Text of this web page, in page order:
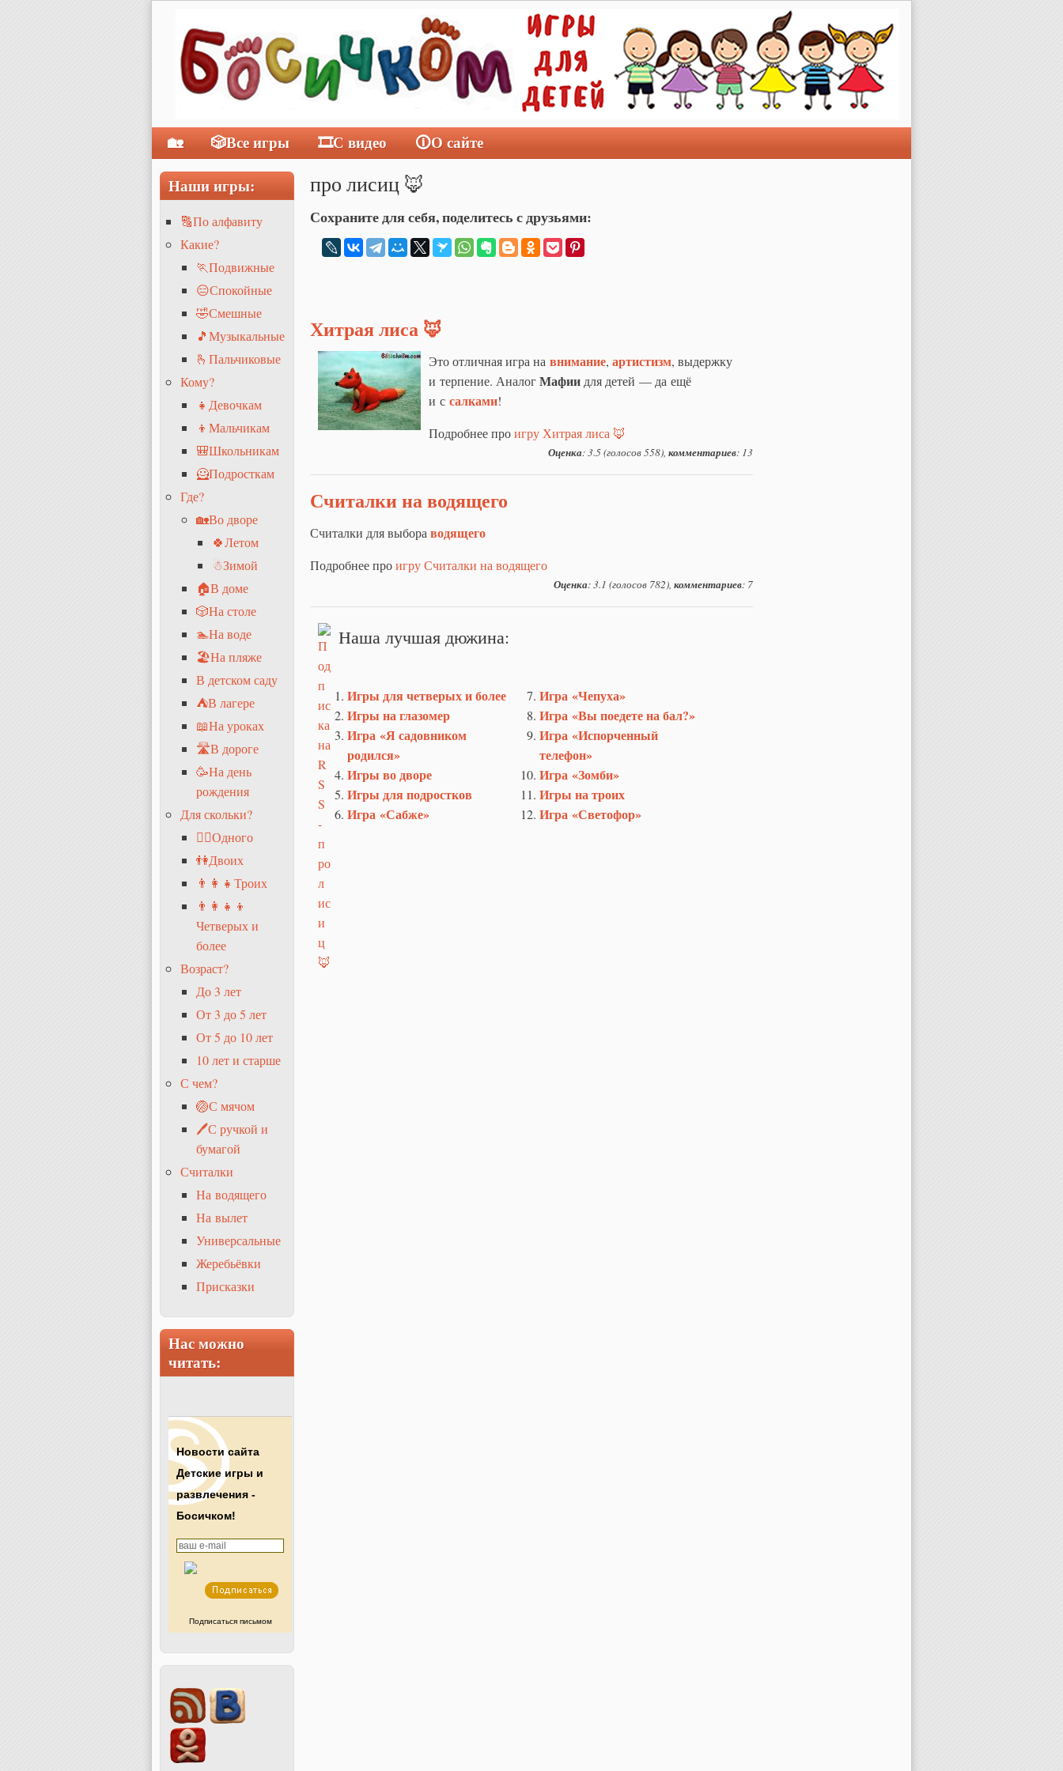
про лисиц 🦊
Сохраните для себя, поделитесь с друзьями:
Хитрая лиса 🦊
Это отличная игра на внимание, артистизм, выдержку
и терпение. АналогМафии для детей — да ещё
и с салками!
Подробнее проигру Хитрая лиса 🦊
Оценка: 3.5 (голосов 558), комментариев: 13
Считалки на водящего
Считалки для выбора водящего
Подробнее проигру Считалки на водящего
Оценка: 3.1 (голосов 782), комментариев: 7
Наша лучшая дюжина:
Игры для четверых и более
Игры на глазомер
Игра «Я садовником
родился»
Игры во дворе
Игры для подростков
Игра «Сабже»
Игра «Чепуха»
Игра «Вы поедете на бал?»
Игра «Испорченный
телефон»
Игра «Зомби»
Игры на троих
Игра «Светофор»
Главное меню
🏡 🎲Все игры 🎞С видео
🛈О сайте
Наши игры:
🔠По алфавиту
Какие?
🏃Подвижные
😑Спокойные
🤣Смешные
🎵Музыкальные
🫰Пальчиковые
Кому?
👧Девочкам
👦Мальчикам
🎒Школьникам
🦸Подросткам
Где?
🏡Во дворе
🍀Летом
☃Зимой
🏠В доме
🎲На столе
🏊На воде
🏖На пляже
В детском саду
⛺В лагере
📖На уроках
🛣В дороге
🥳На день
рождения
Для скольки?
🧍‍♂️Одного
👫Двоих
👨‍👩‍👧Троих
👨‍👩‍👧‍👦
Четверых и
более
Возраст?
До 3 лет
От 3 до 5 лет
От 5 до 10 лет
10 лет и старше
С чем?
🏐С мячом
🖊С ручкой и
бумагой
Считалки
На водящего
На вылет
Универсальные
Жеребьёвки
Присказки
Нас можно
читать:
Новости сайта
Детские игры и
развлечения -
Босичком!
Подписаться письмом